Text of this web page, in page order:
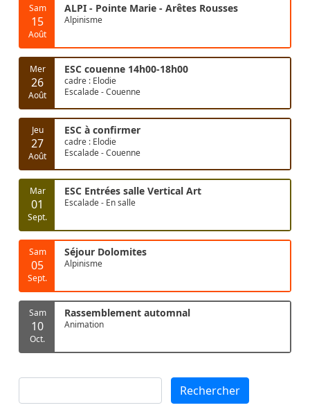
Sam
15
Août
ALPI - Pointe Marie - Arêtes Rousses
Alpinisme
Mer
26
Août
ESC couenne 14h00-18h00
cadre : Elodie
Escalade - Couenne
Jeu
27
Août
ESC à confirmer
cadre : Elodie
Escalade - Couenne
Mar
01
Sept.
ESC Entrées salle Vertical Art
Escalade - En salle
Sam
05
Sept.
Séjour Dolomites
Alpinisme
Sam
10
Oct.
Rassemblement automnal
Animation
Rechercher Rechercher